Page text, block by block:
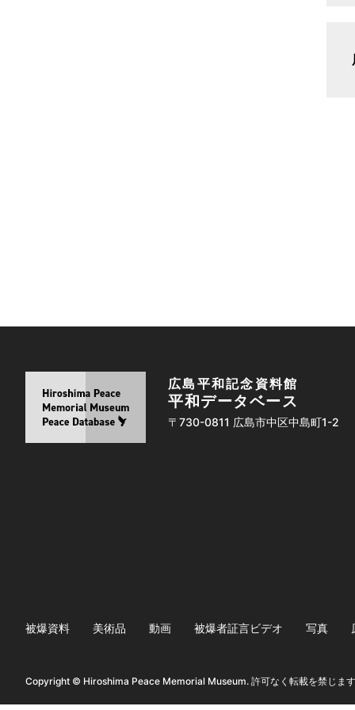
広島平和記念資料館
平和データベース
〒730-0811 広島市中区中島町1-2
被爆資料 美術品 動画 被爆者証言ビデオ 写真
Copyright © Hiroshima Peace Memorial Museum. 許可なく転載を禁じま